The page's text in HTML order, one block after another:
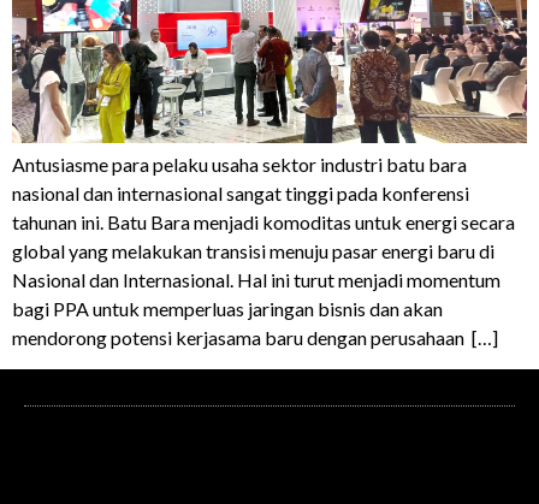
Antusiasme para pelaku usaha sektor industri batu bara
nasional dan internasional sangat tinggi pada konferensi
tahunan ini. Batu Bara menjadi komoditas untuk energi secara
global yang melakukan transisi menuju pasar energi baru di
Nasional dan Internasional. Hal ini turut menjadi momentum
bagi PPA untuk memperluas jaringan bisnis dan akan
mendorong potensi kerjasama baru dengan perusahaan […]